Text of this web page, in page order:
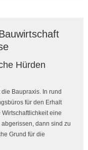
Hürden
Baupraxis. In rund
für den Erhalt
eine
dann sind zu
Grund für die